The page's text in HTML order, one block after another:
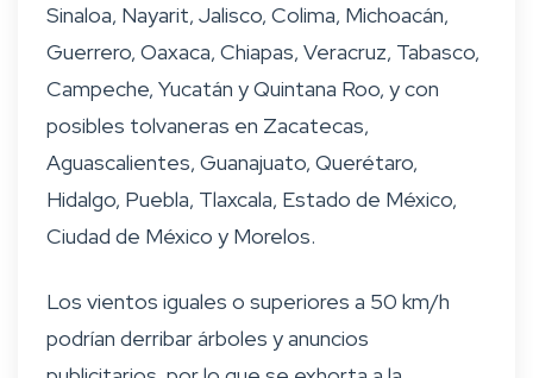
Sinaloa, Nayarit, Jalisco, Colima, Michoacán,
Guerrero, Oaxaca, Chiapas, Veracruz, Tabasco,
Campeche, Yucatán y Quintana Roo, y con
posibles tolvaneras en Zacatecas,
Aguascalientes, Guanajuato, Querétaro,
Hidalgo, Puebla, Tlaxcala, Estado de México,
Ciudad de México y Morelos.
Los vientos iguales o superiores a 50 km/h
podrían derribar árboles y anuncios